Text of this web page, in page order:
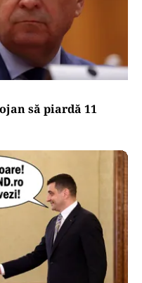
să piardă 11